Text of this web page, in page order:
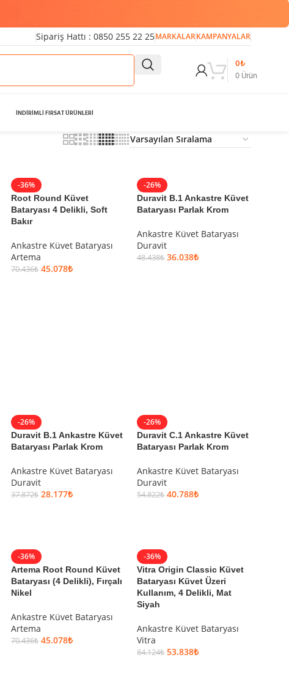
Sipariş Hattı : 0850 255 22 25MARKALARKAMPANYALAR
0Ürün
0₺
İNDİRİMLİ FIRSAT ÜRÜNLERİ
-36%
Root Round Küvet
Bataryası 4 Delikli, Soft
Bakır
Ankastre Küvet Bataryası
Artema
70.436₺ 45.078₺
-26%
Duravit B.1 Ankastre Küvet
Bataryası Parlak Krom
Ankastre Küvet Bataryası
Duravit
48.438₺ 36.038₺
-26%
Duravit B.1 Ankastre Küvet
Bataryası Parlak Krom
Ankastre Küvet Bataryası
Duravit
37.872₺ 28.177₺
-26%
Duravit C.1 Ankastre Küvet
Bataryası Parlak Krom
Ankastre Küvet Bataryası
Duravit
54.822₺ 40.788₺
-36%
Artema Root Round Küvet
Bataryası (4 Delikli), Fırçalı
Nikel
Ankastre Küvet Bataryası
Artema
70.436₺ 45.078₺
-36%
Vitra Origin Classic Küvet
Bataryası Küvet Üzeri
Kullanım, 4 Delikli, Mat
Siyah
Ankastre Küvet Bataryası
Vitra
84.124₺ 53.838₺